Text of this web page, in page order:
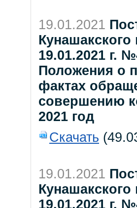
19.01.2021
19.01.2021 г.
Положения о
фактах
совершению
2021 год
Скачать
19.01.2021
19.01.2021 г.